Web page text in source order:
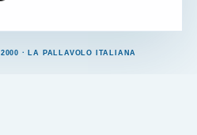
· LA PALLAVOLO ITALIANA